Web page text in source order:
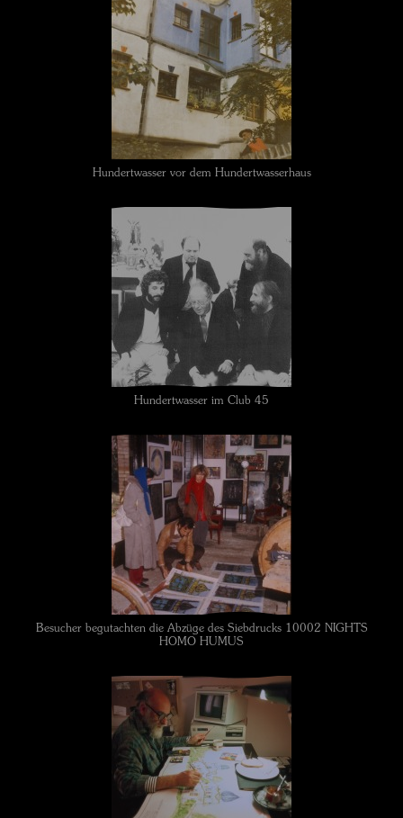
Hundertwasser vor dem Hundertwasserhaus
Hundertwasser im Club 45
Besucher begutachten die Abzüge des Siebdrucks 10002 NIGHTS
HOMO HUMUS